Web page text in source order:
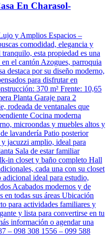
En Charasol-
y Amplios Espacios –
comodidad, elegancia y
esta propiedad es una
el cantón Azogues, parroquia
destaca por su diseño moderno,
para disfrutar en
370 m² Frente: 10,65
Planta Garaje para 2
rodeada de ventanales que
Cocina moderna
microondas y muebles altos y
lavandería Patio posterior
jacuzzi amplio, ideal para
Sala de estar familiar
in closet y baño completo Hall
cada una con su closet
ideal para estudio,
Acabados modernos y de
en todas sus áreas Ubicación
para actividades familiares y
y lista para convertirse en tu
información o agendar una
– 098 308 1556 – 099 588